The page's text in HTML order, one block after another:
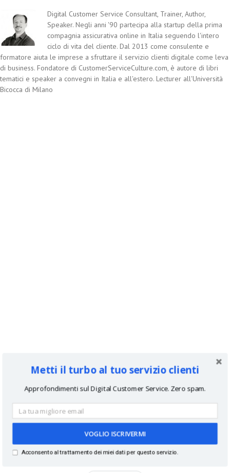
Digital Customer Service Consultant, Trainer, Author,
Speaker. Negli anni '90 partecipa alla startup della prima
compagnia assicurativa online in Italia seguendo l'intero
ciclo di vita del cliente. Dal 2013 come consulente e
formatore aiuta le imprese a sfruttare il servizio clienti digitale come leva
di business. Fondatore di CustomerServiceCulture.com, è autore di libri
tematici e speaker a convegni in Italia e all'estero. Lecturer all'Università
Bicocca di Milano
Metti il turbo al tuo servizio clienti
Approfondimenti sul Digital Customer Service. Zero spam.
VOGLIO ISCRIVERMI
Acconsento al trattamento dei miei dati per questo servizio.